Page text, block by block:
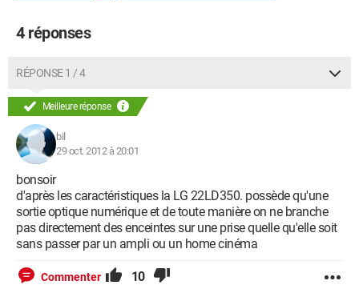
4 réponses
RÉPONSE 1 / 4
Meilleure réponse
bil
29 oct. 2012 à 20:01
bonsoir
d'après les caractéristiques la LG 22LD350. possède qu'une
sortie optique numérique et de toute manière on ne branche
pas directement des enceintes sur une prise quelle qu'elle soit
sans passer par un ampli ou un home cinéma
Commenter 10